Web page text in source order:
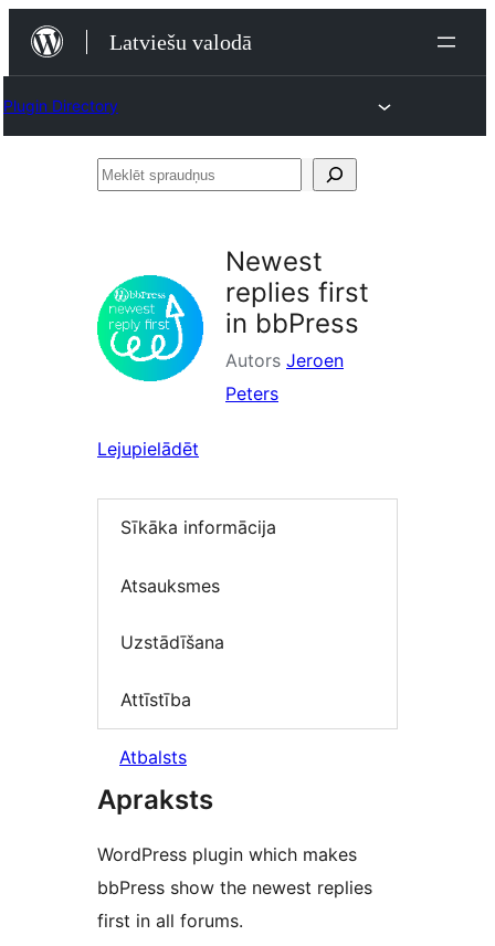
Pāriet
Latviešu valodā
Plugin Directory
Meklēt
Newest
replies first
in bbPress
Autors Jeroen
Peters
Lejupielādēt
Sīkāka informācija
Atsauksmes
Uzstādīšana
Attīstība
Atbalsts
Apraksts
WordPress plugin which makes
bbPress show the newest replies
first in all forums.